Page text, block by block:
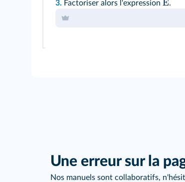
3. Factoriser alors l'expression E.
Une erreur sur la
Nos manuels sont collaboratifs,